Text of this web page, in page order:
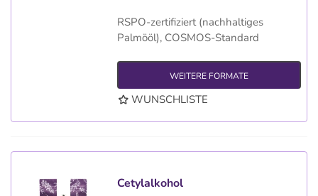
RSPO-zertifiziert (nachhaltiges
Palmööl), COSMOS-Standard
WEITERE FORMATE
WUNSCHLISTE
Cetylalkohol